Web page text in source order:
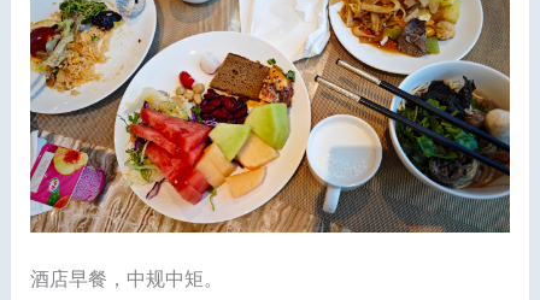
酒店早餐，中规中矩。